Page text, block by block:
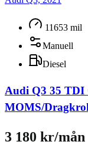
11653 mil
Manuell
Diesel
Audi Q3 35 TDI
MOMS/
3 180 kr/mån